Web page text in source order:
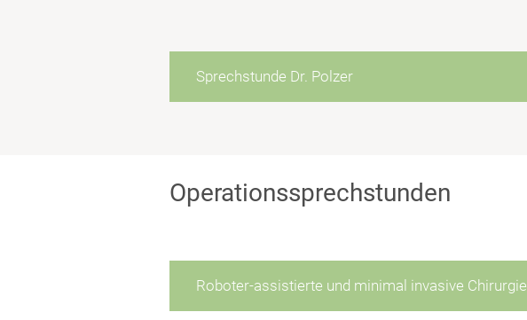
Sprechstunde Dr. Polzer
Operationssprechstunden
Roboter-assistierte und minimal invasive Chirurgie